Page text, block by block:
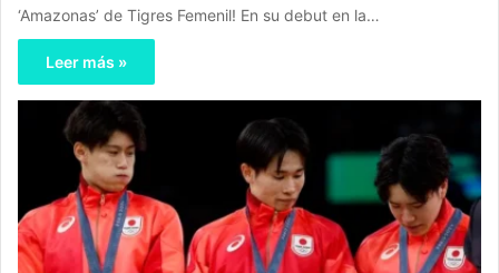
‘Amazonas’ de Tigres Femenil! En su debut en la…
Leer más »